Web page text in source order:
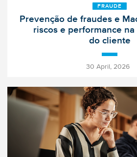
FRAUDE
Prevenção de fraudes e
riscos e performance
do cliente
-
30 April, 2026